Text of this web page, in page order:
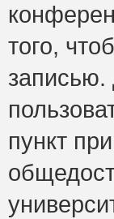
того,
записью.
пункт